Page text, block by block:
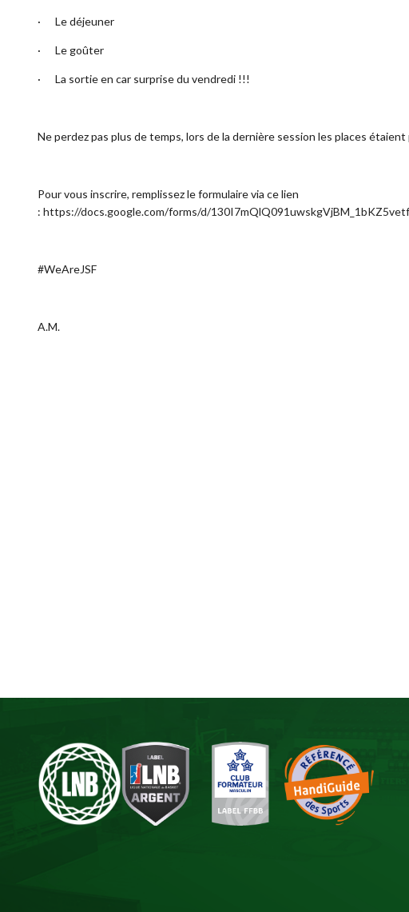
· Le déjeuner
· Le goûter
· La sortie en car surprise du vendredi !!!
Ne perdez pas plus de temps, lors de la dernière session les places
Pour vous inscrire, remplissez le formulaire via ce lien
: https://docs.google.com/forms/d/
#WeAreJSF
A.M.